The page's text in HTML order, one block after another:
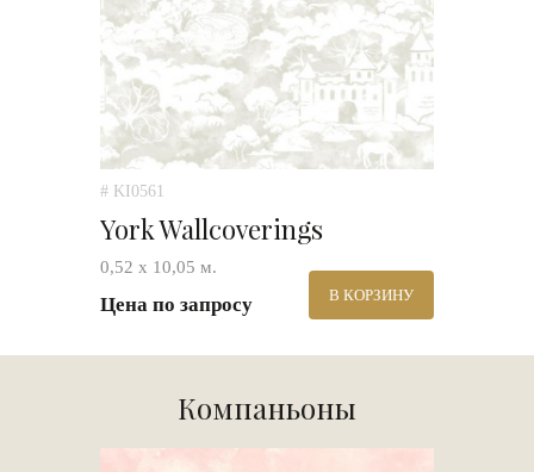
# KI0561
York Wallcoverings
0,52 х 10,05 м.
Цена по запросу В КОРЗИНУ
Компаньоны